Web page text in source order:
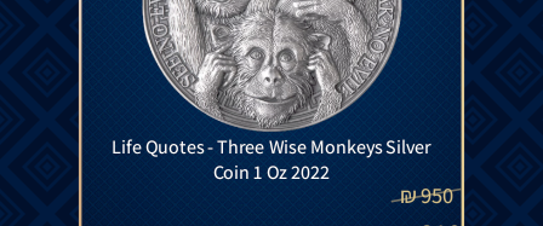
Life Quotes - Three Wise Monkeys Silver
Coin 1 Oz 2022
950
₪